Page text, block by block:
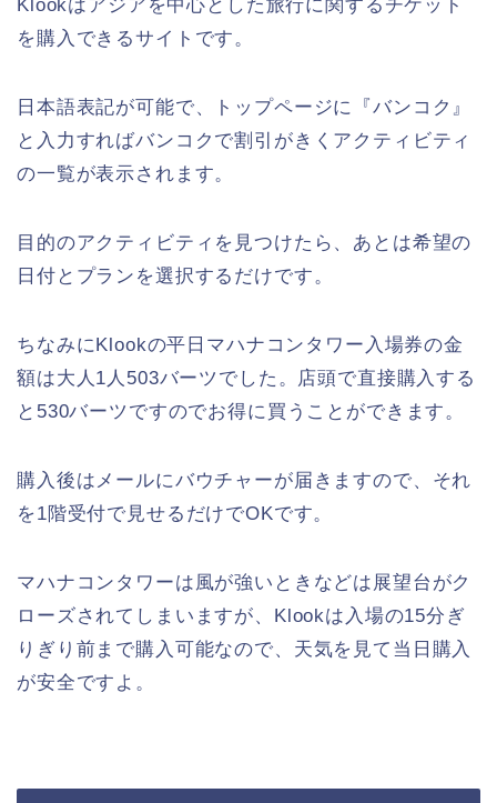
Klookはアジアを中心とした旅行に関するチケット
を購入できるサイトです。
日本語表記が可能で、トップページに『バンコク』
と入力すればバンコクで割引がきくアクティビティ
の一覧が表示されます。
目的のアクティビティを見つけたら、あとは希望の
日付とプランを選択するだけです。
ちなみにKlookの平日マハナコンタワー入場券の金
額は大人1人503バーツでした。店頭で直接購入する
と530バーツですのでお得に買うことができます。
購入後はメールにバウチャーが届きますので、それ
を1階受付で見せるだけでOKです。
マハナコンタワーは風が強いときなどは展望台がク
ローズされてしまいますが、Klookは入場の15分ぎ
りぎり前まで購入可能なので、天気を見て当日購入
が安全ですよ。